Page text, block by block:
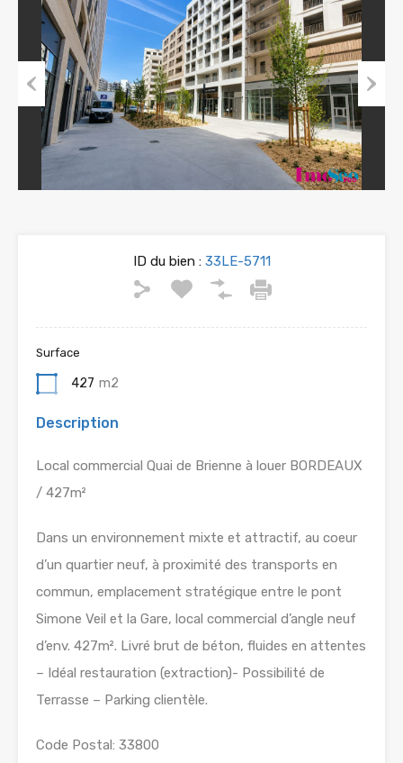
Previous Next
ID du bien :33LE-5711
Surface
427 m2
Description
Local commercial Quai de Brienne à louer BORDEAUX
/ 427m²
Dans un environnement mixte et attractif, au coeur
d’un quartier neuf, à proximité des transports en
commun, emplacement stratégique entre le pont
Simone Veil et la Gare, local commercial d’angle neuf
d’env. 427m². Livré brut de béton, fluides en attentes
– Idéal restauration (extraction)- Possibilité de
Terrasse – Parking clientèle.
Code Postal: 33800